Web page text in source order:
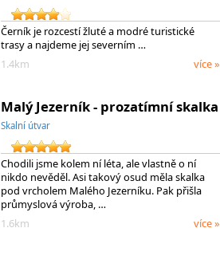
Černík je rozcestí žluté a modré turistické
trasy a najdeme jej severním …
1.4km
více »
Malý Jezerník - prozatímní skalka
Skalní útvar
Chodili jsme kolem ní léta, ale vlastně o ní
nikdo nevěděl. Asi takový osud měla skalka
pod vrcholem Malého Jezerníku. Pak přišla
průmyslová výroba, …
1.6km
více »